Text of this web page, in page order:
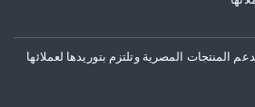
المنتجات المصرية وتلتزم بتوريدها لعملائها